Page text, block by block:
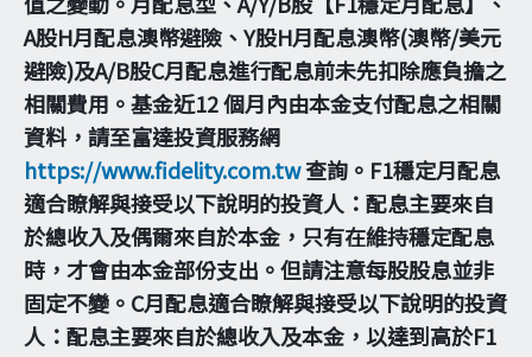
A股H月配息澳幣避險、Y股H月配息澳幣(澳幣/美元
避險)及A/B股C月配息進行配息前未先扣除應負擔之
相關費用。基金近12 個月內由本金支付配息之相關
資料，請至富達投資服務網
https://www.fidelity.com.tw查詢。F1穩定月配息
適合瞭解與接受以下說明的投資人：配息主要來自
於總收入及偶爾來自於本金，只有在維持穩定配息
時，才會由本金部份支出。但請注意每股股息並非
固定不變。C月配息適合瞭解與接受以下說明的投資
人：配息主要來自於總收入及本金，以達到高於F1